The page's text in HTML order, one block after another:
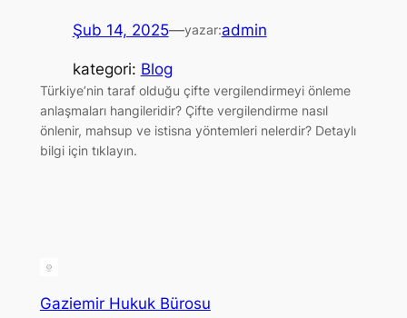
Şub 14, 2025—yazar:admin
kategori: Blog
Türkiye’nin taraf olduğu çifte vergilendirmeyi önleme
anlaşmaları hangileridir? Çifte vergilendirme nasıl
önlenir, mahsup ve istisna yöntemleri nelerdir? Detaylı
bilgi için tıklayın.
Gaziemir Hukuk Bürosu